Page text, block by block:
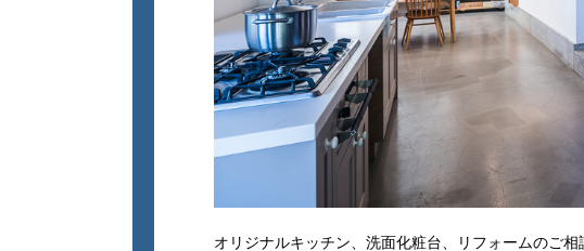
オリジナルキッチン、洗面化粧台、リフォームのご